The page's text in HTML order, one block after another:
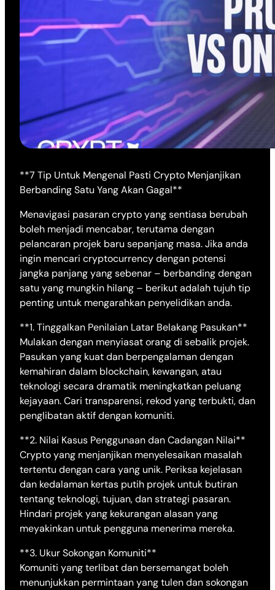
**7 Tip Untuk Mengenal Pasti Crypto Menjanjikan
Berbanding Satu Yang Akan Gagal**
Menavigasi pasaran crypto yang sentiasa berubah
boleh menjadi mencabar, terutama dengan
pelancaran projek baru sepanjang masa. Jika anda
ingin mencari cryptocurrency dengan potensi
jangka panjang yang sebenar – berbanding dengan
satu yang mungkin hilang – berikut adalah tujuh tip
penting untuk mengarahkan penyelidikan anda.
**1. Tinggalkan Penilaian Latar Belakang Pasukan**
Mulakan dengan menyiasat orang di sebalik projek.
Pasukan yang kuat dan berpengalaman dengan
kemahiran dalam blockchain, kewangan, atau
teknologi secara dramatik meningkatkan peluang
kejayaan. Cari transparensi, rekod yang terbukti, dan
penglibatan aktif dengan komuniti.
**2. Nilai Kasus Penggunaan dan Cadangan Nilai**
Crypto yang menjanjikan menyelesaikan masalah
tertentu dengan cara yang unik. Periksa kejelasan
dan kedalaman kertas putih projek untuk butiran
tentang teknologi, tujuan, dan strategi pasaran.
Hindari projek yang kekurangan alasan yang
meyakinkan untuk pengguna menerima mereka.
**3. Ukur Sokongan Komuniti**
Komuniti yang terlibat dan bersemangat boleh
menunjukkan permintaan yang tulen dan sokongan